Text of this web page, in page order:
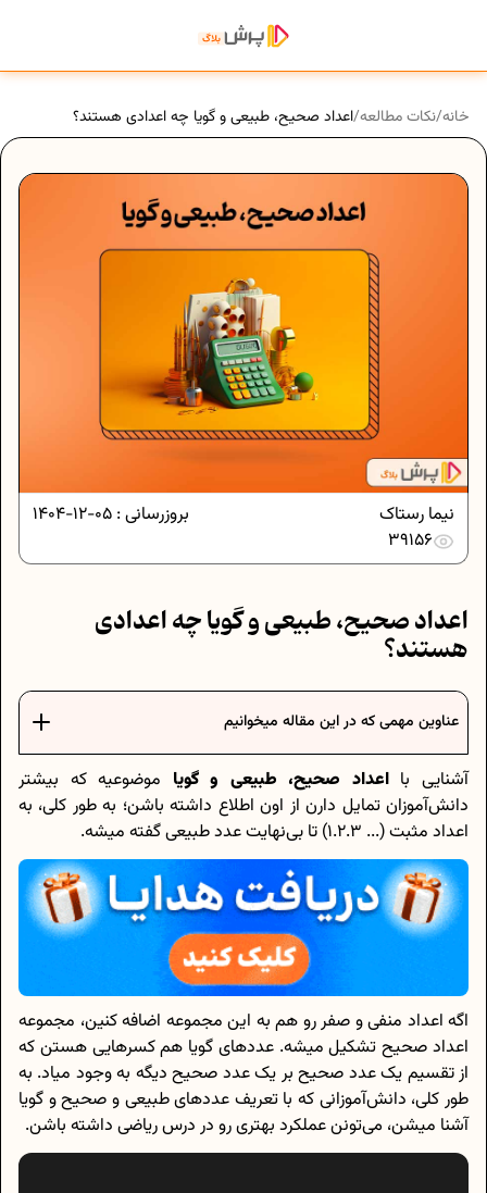
خانه/نکات مطالعه/اعداد صحیح، طبیعی و گویا چه اعدادی هستند؟
بروزرسانی : 05-12-1404
نیما رستاک
39156
اعداد صحیح، طبیعی و گویا چه اعدادی
هستند؟
عناوین مهمی که در این مقاله میخوانیم
آشنایی بااعداد صحیح، طبیعی و گویا موضوعیه که بیشتر
دانش‌آموزان تمایل دارن از اون اطلاع داشته باشن؛ به طور کلی، به
اعداد مثبت (... 1.2.3) تا بی‌نهایت عدد طبیعی گفته میشه.
اگه اعداد منفی و صفر رو هم به این مجموعه اضافه کنین، مجموعه
اعداد صحیح تشکیل میشه. عددهای گویا هم کسرهایی هستن که
از تقسیم یک عدد صحیح بر یک عدد صحیح دیگه به وجود میاد. به
طور کلی، دانش‌آموزانی که با تعریف عددهای طبیعی و صحیح و گویا
آشنا میشن، می‌تونن عملکرد بهتری رو در درس ریاضی داشته باشن.